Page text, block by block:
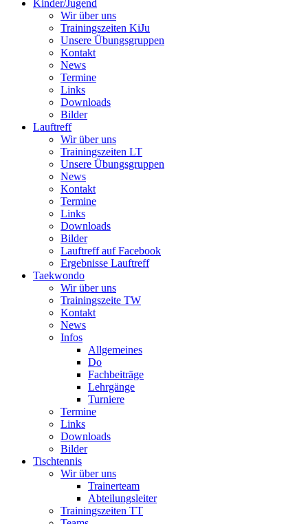
Kinder/Jugend
Wir über uns
Trainingszeiten KiJu
Unsere Übungsgruppen
Kontakt
News
Termine
Links
Downloads
Bilder
Lauftreff
Wir über uns
Trainingszeiten LT
Unsere Übungsgruppen
News
Kontakt
Termine
Links
Downloads
Bilder
Lauftreff auf Facebook
Ergebnisse Lauftreff
Taekwondo
Wir über uns
Trainingszeite TW
Kontakt
News
Infos
Allgemeines
Do
Fachbeiträge
Lehrgänge
Turniere
Termine
Links
Downloads
Bilder
Tischtennis
Wir über uns
Trainerteam
Abteilungsleiter
Trainingszeiten TT